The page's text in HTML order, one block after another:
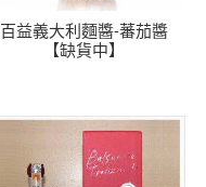
百益義大利麵醬-蕃茄醬
【缺貨中】